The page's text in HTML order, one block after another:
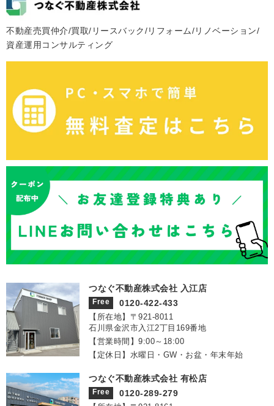
不動産売買仲介/買取/リースバック/リフォーム/リノベーション/
資産運用コンサルティング
つなぐ不動産株式会社 入江店
Free 0120-422-433
【所在地】〒921‐8011
石川県金沢市入江2丁目169番地
【営業時間】9:00～18:00
【定休日】水曜日・GW・お盆・年末年始
つなぐ不動産株式会社 有松店
Free 0120-289-279